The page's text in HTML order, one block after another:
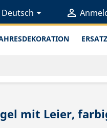
Deutsch 
mit Leier,